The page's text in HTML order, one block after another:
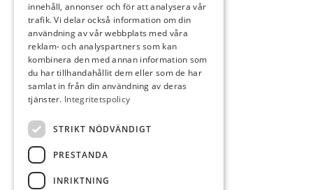
RESTAURANG
KONTAKT
innehåll, annonser och för att analysera vår
trafik. Vi delar också information om din
användning av vår webbplats med våra
reklam- och analyspartners som kan
kombinera den med annan information som
du har tillhandahållit dem eller som de har
samlat in från din användning av deras
tjänster. Integritetspolicy
STRIKT NÖDVÄNDIGT
PRESTANDA
INRIKTNING